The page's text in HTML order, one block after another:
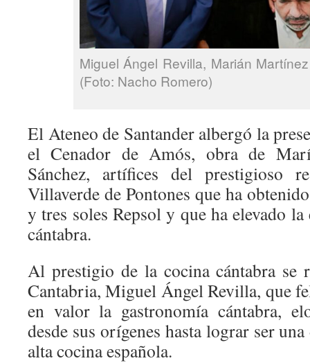
Miguel Ángel Revilla, Marián
(Foto: Nacho Romero)
El Ateneo de Santander albergó la
el Cenador de Amós, obra de
Sánchez, artífices del prestigioso
Villaverde de Pontones que ha
y tres soles Repsol y que ha elevado
cántabra.
Al prestigio de la cocina cántabra se
Cantabria, Miguel Ángel Revilla, que
en valor la gastronomía cántabra,
desde sus orígenes hasta lograr ser
alta cocina española.